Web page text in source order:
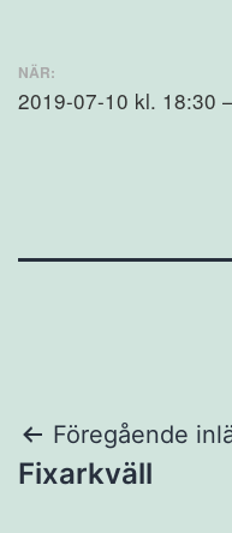
NÄR:
2019-07-10 kl. 18:30
Föregående
Fixarkväll